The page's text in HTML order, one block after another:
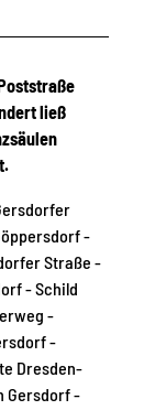
ließ
-
Straße -
- Schild
-
-
Dresden-
Gersdorf -